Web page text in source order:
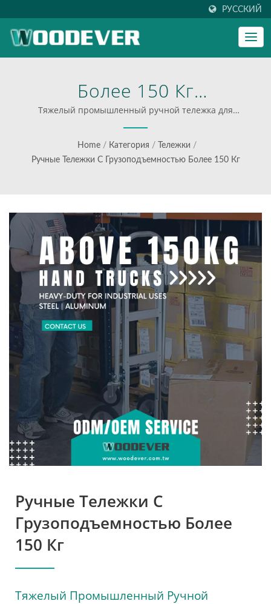
РУССКИЙ
Более 150 Кг
Грузоподъемности,
Тяжелый Trolley,
Создающий Безопасную
Среду. | Откройте Для
Себя Прочное И
Универсальное
Оборудование Для
Обработки Материалов
От WOODEVER
Тяжелый промышленный ручной тележка для
производственной линии, логистической доставки и
строительного участка. | многофункциональные
тележки для эффективной логистики
Home / Категория / Тележки /
Ручные Тележки С Грузоподъемностью Более 150 Кг
Ручные Тележки С
Грузоподъемностью Более
150 Кг
Тяжелый Промышленный Ручной